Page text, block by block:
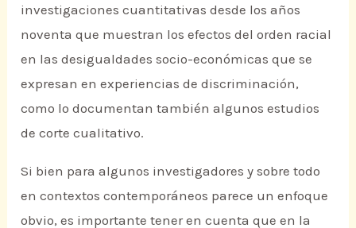
investigaciones cuantitativas desde los años
noventa que muestran los efectos del orden racial
en las desigualdades socio-económicas que se
expresan en experiencias de discriminación,
como lo documentan también algunos estudios
de corte cualitativo.
Si bien para algunos investigadores y sobre todo
en contextos contemporáneos parece un enfoque
obvio, es importante tener en cuenta que en la